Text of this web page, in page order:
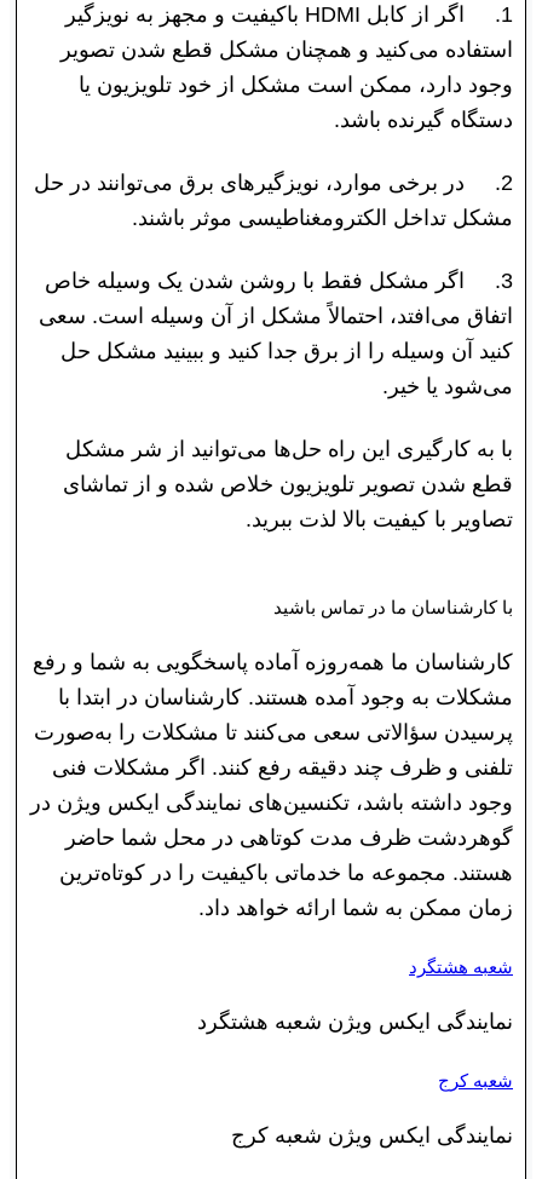
1.
اگر از کابل HDMI باکیفیت و مجهز به نویزگیر
استفاده می‌کنید و همچنان مشکل قطع شدن تصویر
وجود دارد، ممکن است مشکل از خود تلویزیون یا
دستگاه گیرنده باشد.
2.
در برخی موارد، نویزگیرهای برق می‌توانند در حل
مشکل تداخل الکترومغناطیسی موثر باشند.
3.
اگر مشکل فقط با روشن شدن یک وسیله خاص
اتفاق می‌افتد، احتمالاً مشکل از آن وسیله است. سعی
کنید آن وسیله را از برق جدا کنید و ببینید مشکل حل
می‌شود یا خیر.
با به کارگیری این راه حل‌ها می‌توانید از شر مشکل
قطع شدن تصویر تلویزیون خلاص شده و از تماشای
تصاویر با کیفیت بالا لذت ببرید.
با کارشناسان ما در تماس باشید
کارشناسان ما همه‌روزه آماده پاسخگویی به شما و رفع
مشکلات به وجود آمده هستند. کارشناسان در ابتدا با
پرسیدن سؤالاتی سعی می‌کنند تا مشکلات را به‌صورت
تلفنی و ظرف چند دقیقه رفع کنند. اگر مشکلات فنی
وجود داشته باشد، تکنسین‌های نمایندگی ایکس ویژن در
گوهردشت ظرف مدت کوتاهی در محل شما حاضر
هستند. مجموعه ما خدماتی باکیفیت را در کوتاه‌ترین
زمان ممکن به شما ارائه خواهد داد.
شعبه هشتگرد
نمایندگی ایکس ویژن شعبه هشتگرد
شعبه کرج
نمایندگی ایکس ویژن شعبه کرج